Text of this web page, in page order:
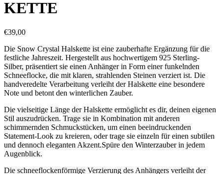
KETTE
€39,00
Die Snow Crystal Halskette ist eine zauberhafte Ergänzung für die
festliche Jahreszeit. Hergestellt aus hochwertigem 925 Sterling-
Silber, präsentiert sie einen Anhänger in Form einer funkelnden
Schneeflocke, die mit klaren, strahlenden Steinen verziert ist. Die
handveredelte Verarbeitung verleiht der Halskette eine besondere
Note und betont den winterlichen Zauber.
Die vielseitige Länge der Halskette ermöglicht es dir, deinen eigenen
Stil auszudrücken. Trage sie in Kombination mit anderen
schimmernden Schmuckstücken, um einen beeindruckenden
Statement-Look zu kreieren, oder trage sie einzeln für einen subtilen
und dennoch eleganten Akzent.Spüre den Winterzauber in jedem
Augenblick.
Die schneeflockenförmige Verzierung des Anhängers verleiht der